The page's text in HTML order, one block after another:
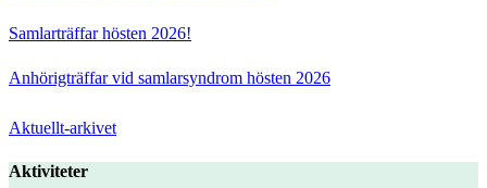
Samlarträffar hösten 2026!
Anhörigträffar vid samlarsyndrom hösten 2026
Aktuellt-arkivet
Aktiviteter